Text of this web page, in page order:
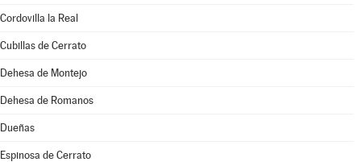
Cordovilla la Real
Cubillas de Cerrato
Dehesa de Montejo
Dehesa de Romanos
Dueñas
Espinosa de Cerrato